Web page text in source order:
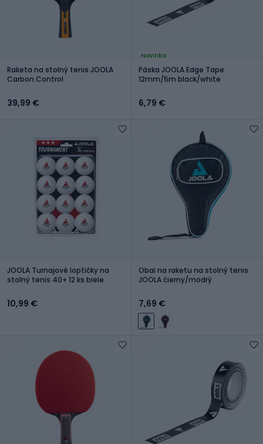
Raketa na stolný tenis JOOLA
Carbon Control
39,99 €
Novinka
Páska JOOLA Edge Tape
12mm/5m black/white
6,79 €
JOOLA Turnajové loptičky na
stolný tenis 40+ 12 ks biele
10,99 €
Obal na raketu na stolný tenis
JOOLA čierny/modrý
7,69 €